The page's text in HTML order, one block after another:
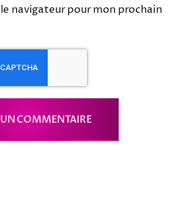
navigateur pour mon prochain